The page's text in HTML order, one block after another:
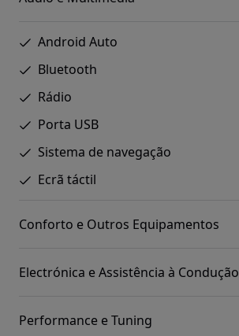
Android Auto
Bluetooth
Rádio
Porta USB
Sistema de navegação
Ecrã táctil
Conforto e Outros Equipamentos
Electrónica e Assistência à Condução
Performance e Tuning